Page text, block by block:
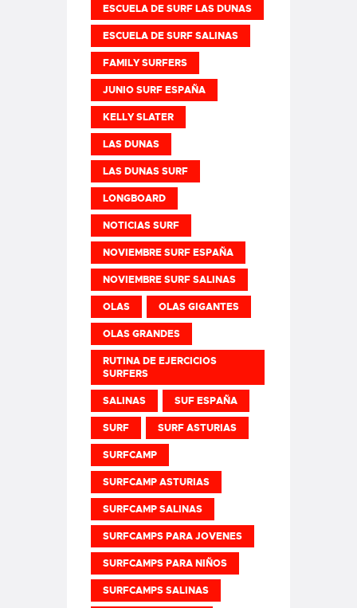
ESCUELA DE SURF LAS DUNAS
ESCUELA DE SURF SALINAS
FAMILY SURFERS
JUNIO SURF ESPAÑA
KELLY SLATER
LAS DUNAS
LAS DUNAS SURF
LONGBOARD
NOTICIAS SURF
NOVIEMBRE SURF ESPAÑA
NOVIEMBRE SURF SALINAS
OLAS OLAS GIGANTES
OLAS GRANDES
RUTINA DE EJERCICIOS
SURFERS
SALINAS SUF ESPAÑA
SURF SURF ASTURIAS
SURFCAMP
SURFCAMP ASTURIAS
SURFCAMP SALINAS
SURFCAMPS PARA JOVENES
SURFCAMPS PARA NIÑOS
SURFCAMPS SALINAS